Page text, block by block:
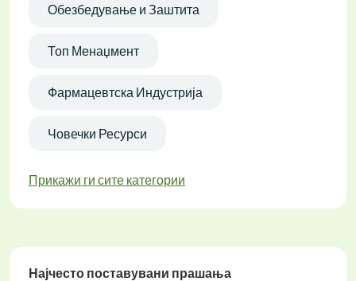
Обезбедување и Заштита
Топ Менаџмент
Фармацевтска Индустрија
Човечки Ресурси
Прикажи ги сите категории
Најчесто поставувани прашања